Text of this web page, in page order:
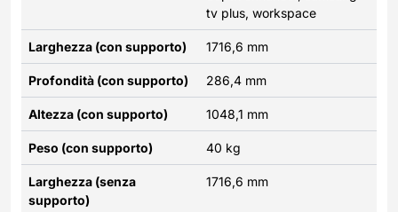
tv plus, workspace
Larghezza (con supporto) 1716,6 mm
Profondità (con supporto) 286,4 mm
Altezza (con supporto) 1048,1 mm
Peso (con supporto) 40 kg
Larghezza (senza
supporto)
1716,6 mm